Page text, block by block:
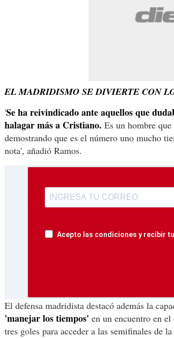
EL MADRIDISMO SE DIVIERTE CON
'Se ha reivindicado ante aquellos que
halagar más a Cristiano. Es un hombre
demostrando que es el número uno mucho
nota', añadió Ramos.
Acepto las condiciones y recibir
El defensa madridista destacó además la
'manejar los tiempos' en un encuentro en
tres goles para acceder a las semifinales de